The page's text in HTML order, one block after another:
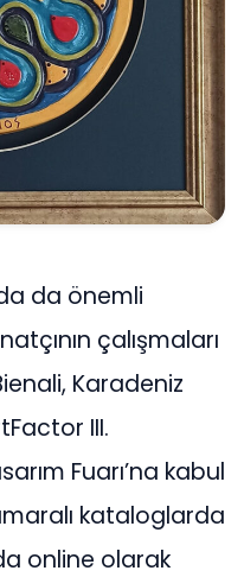
da önemli
çalışmaları
Karadeniz
III.
Fuarı’na kabul
kataloglarda
online olarak